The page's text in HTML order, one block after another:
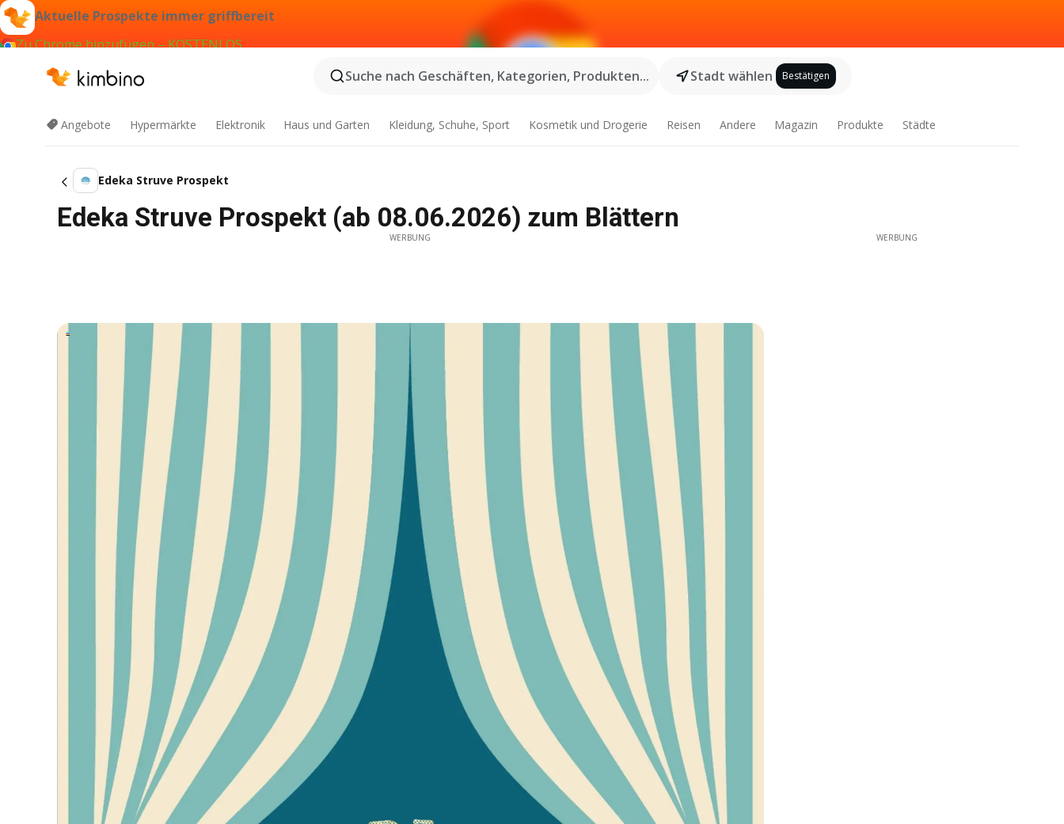
Aktuelle Prospekte immer griffbereit
Zu Chrome hinzufügen – KOSTENLOS
Suche nach Geschäften, Kategorien, Produkten...
Stadt wählen Bestätigen
Angebote Hypermärkte Elektronik Haus und Garten Kleidung, Schuhe, Sport Kosmetik und Drogerie Reisen Andere Magazin Produkte Städte
Edeka Struve Prospekt
Edeka Struve Prospekt (ab 08.06.2026) zum Blättern
WERBUNG WERBUNG